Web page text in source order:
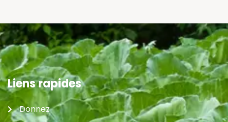
Liens rapides
Donnez